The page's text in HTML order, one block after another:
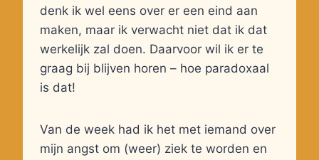
denk ik wel eens over er een eind aan
maken, maar ik verwacht niet dat ik dat
werkelijk zal doen. Daarvoor wil ik er te
graag bij blijven horen – hoe paradoxaal
is dat!
Van de week had ik het met iemand over
mijn angst om (weer) ziek te worden en